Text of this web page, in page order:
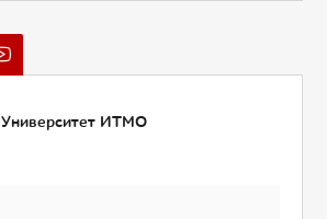
Университет ИТМО